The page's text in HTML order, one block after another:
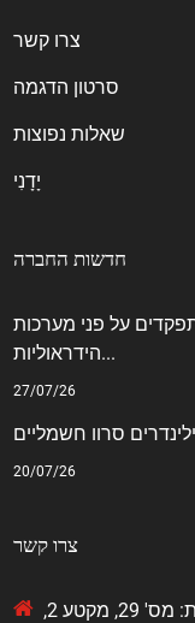
צרו קשר
סרטון הדגמה
שאלות נפוצות
יָדָנִי
חדשות החברה
על פני מערכות
הידראוליות...
27/07/26
20/07/26
צרו קשר
כתובת: מס' 29, מקטע 2,